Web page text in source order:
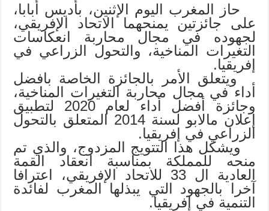
حاز المغرب اليوم الإثنين، بأديس أبابا،
على جائزتين يمنحهما الاتحاد الإفريقي،
لجهوده في مجال محاربة انعكاسات
التغيرات المناخية، والتحول الزراعي في
إفريقيا.
ويتعلق الأمر بالجائزة الخاصة بافضل
أداء في مجال محاربة التغيرات المناخية،
وجائزة أفضل أداء لعام 2020 لتطبيق
إعلان مالابو لسنة 2014 المتعلق بالتحول
الزراعي في إفريقيا.
ويشكل هذا التتويج المزدوج، والذي تم
منحه للمملكة بمناسبة انعقاد القمة
العادية ال 33 للاتحاد الإفريقي، اعترافا
آخرا بالجهود التي يبذلها المغرب لفائدة
التنمية في إفريقيا.